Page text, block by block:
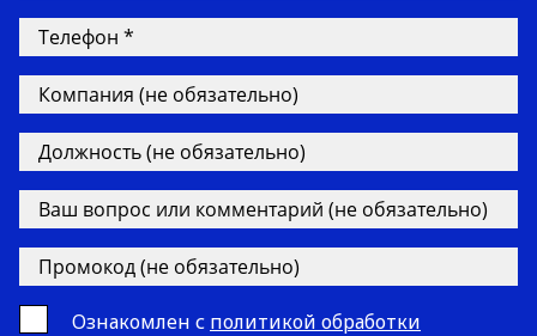
Ознакомлен с политикой обработки